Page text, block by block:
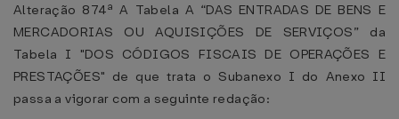
Alteração 874ª A Tabela A “DAS ENTRADAS DE BENS E
MERCADORIAS OU AQUISIÇÕES DE SERVIÇOS” da
Tabela I "DOS CÓDIGOS FISCAIS DE OPERAÇÕES E
PRESTAÇÕES" de que trata o Subanexo I do Anexo II
passa a vigorar com a seguinte redação: